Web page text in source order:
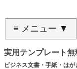
≡ メニュー ▼
実用テンプレート無
ビジネス文書・手紙・は